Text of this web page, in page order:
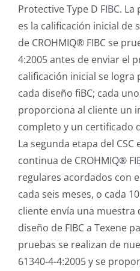
Protective Type D FIBC.
es la calificación inicial de
de CROHMIQ® FIBC se
4:2005 antes de enviar el
calificación inicial se
cada diseño fiBC; cada
proporciona al cliente un
completo y un certificado
La segunda etapa del CSC
continua de CROHMIQ®
regulares acordados con
cada seis meses, o cada
cliente envía una muestra
diseño de FIBC a Texene
pruebas se realizan de
61340-4-4:2005 y se